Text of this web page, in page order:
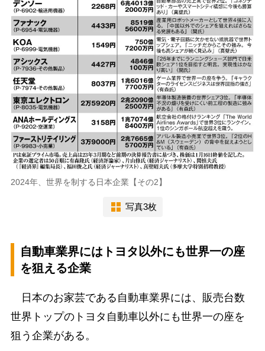
2024年、世界を制する日本企業【その2】
写真3枚
自動車業界にはトヨタ以外にも世界一の座
を狙える企業
日本のお家芸である自動車業界には、販売台数
世界トップのトヨタ自動車以外にも世界一の座を
狙う企業がある。